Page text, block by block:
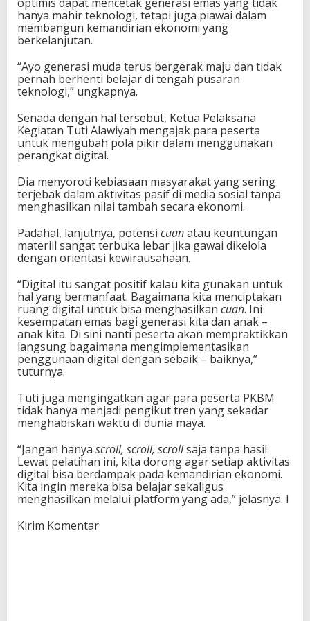
hanya mahir teknologi, tetapi juga piawai dalam
membangun kemandirian ekonomi yang
berkelanjutan.
“Ayo generasi muda terus bergerak maju dan tidak
pernah berhenti belajar di tengah pusaran
teknologi,” ungkapnya.
Senada dengan hal tersebut, Ketua Pelaksana
Kegiatan Tuti Alawiyah mengajak para peserta
untuk mengubah pola pikir dalam menggunakan
perangkat digital.
Dia menyoroti kebiasaan masyarakat yang sering
terjebak dalam aktivitas pasif di media sosial tanpa
menghasilkan nilai tambah secara ekonomi.
Padahal, lanjutnya, potensi cuanatau keuntungan
materiil sangat terbuka lebar jika gawai dikelola
dengan orientasi kewirausahaan.
“Digital itu sangat positif kalau kita gunakan untuk
hal yang bermanfaat. Bagaimana kita menciptakan
ruang digital untuk bisa menghasilkan cuan. Ini
kesempatan emas bagi generasi kita dan anak –
anak kita. Di sini nanti peserta akan mempraktikkan
langsung bagaimana mengimplementasikan
penggunaan digital dengan sebaik – baiknya,”
tuturnya.
Tuti juga mengingatkan agar para peserta PKBM
tidak hanya menjadi pengikut tren yang sekadar
menghabiskan waktu di dunia maya.
“Jangan hanya scroll, scroll, scrollsaja tanpa hasil.
Lewat pelatihan ini, kita dorong agar setiap aktivitas
digital bisa berdampak pada kemandirian ekonomi.
Kita ingin mereka bisa belajar sekaligus
menghasilkan melalui platform yang ada,” jelasnya. I
Kirim Komentar